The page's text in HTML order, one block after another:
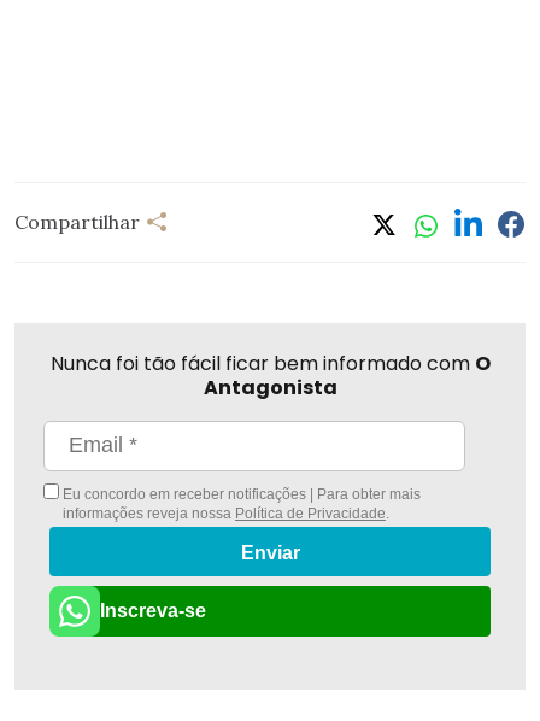
Compartilhar
Nunca foi tão fácil ficar bem informado com O
Antagonista
Eu concordo em receber notificações | Para obter mais
informações reveja nossa Política de Privacidade
Enviar
Inscreva-se